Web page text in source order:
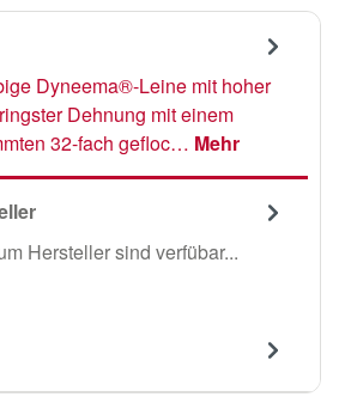
Dyneema®-Leine mit hoher
Dehnung mit einem
32-fach gefloc… Mehr
Hersteller sind verfübar...